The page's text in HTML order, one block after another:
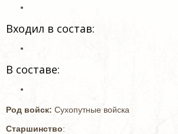
Входил в состав:
В составе:
Род войск: Сухопутные войска
Старшинство: